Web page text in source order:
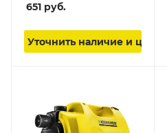
651 руб.
Уточнить наличие и цену